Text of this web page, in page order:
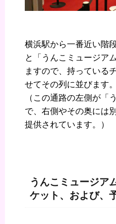
横浜駅から一番近い階
と「うんこミュージア
ますので、持っている
せてその列に並びます。
（この通路の左側が「
で、右側やその奥には
提供されています。）
うんこミュージア
ケット、および、